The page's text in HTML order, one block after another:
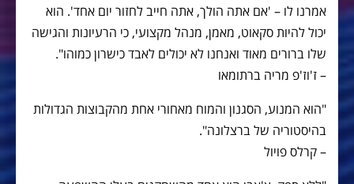
אמרנו לו – 'אם אתה הולך, אתה חייב לחזור יום אחד'. הוא
יכול להיות סקאוט, מאמן, מנהל מקצועי, כי הרעיונות והגישה
שלו ברורים מאוד ואנחנו לא יכולים לאבד כישרון כמוהו".
– ז'וז'פ מריה ברתומאו
"הוא המנוע, הסגנון והמוח מאחורי אחת מהקבוצות הגדולות
בהיסטוריה של ברצלונה".
– קרלס פויול